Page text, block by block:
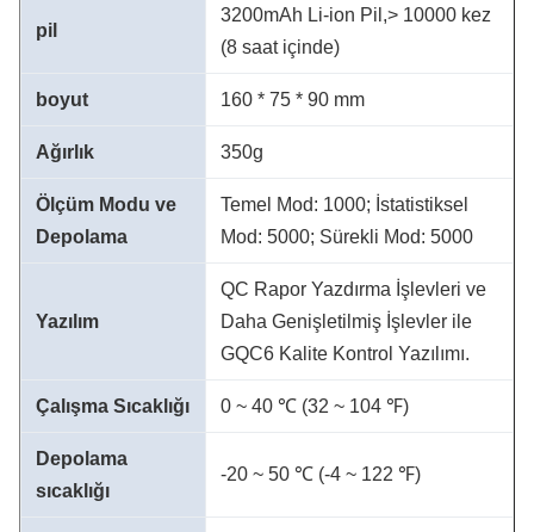
pil
3200mAh Li-ion Pil,> 10000 kez
(8 saat içinde)
boyut 160 * 75 * 90 mm
Ağırlık 350g
Ölçüm Modu ve
Depolama
Temel Mod: 1000; İstatistiksel
Mod: 5000; Sürekli Mod: 5000
Yazılım
QC Rapor Yazdırma İşlevleri ve
Daha Genişletilmiş İşlevler ile
GQC6 Kalite Kontrol Yazılımı.
Çalışma Sıcaklığı 0 ~ 40 ℃ (32 ~ 104 ℉)
Depolama
sıcaklığı
-20 ~ 50 ℃ (-4 ~ 122 ℉)